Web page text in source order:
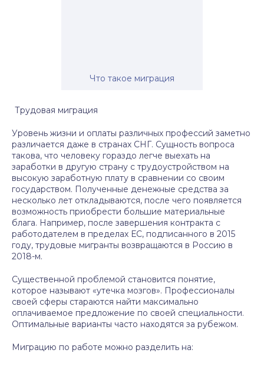
Что такое миграция
Трудовая миграция
Уровень жизни и оплаты различных профессий заметно
различается даже в странах СНГ. Сущность вопроса
такова, что человеку гораздо легче выехать на
заработки в другую страну с трудоустройством на
высокую заработную плату в сравнении со своим
государством. Полученные денежные средства за
несколько лет откладываются, после чего появляется
возможность приобрести большие материальные
блага. Например, после завершения контракта с
работодателем в пределах ЕС, подписанного в 2015
году, трудовые мигранты возвращаются в Россию в
2018-м.
Существенной проблемой становится понятие,
которое называют «утечка мозгов». Профессионалы
своей сферы стараются найти максимально
оплачиваемое предложение по своей специальности.
Оптимальные варианты часто находятся за рубежом.
Миграцию по работе можно разделить на: